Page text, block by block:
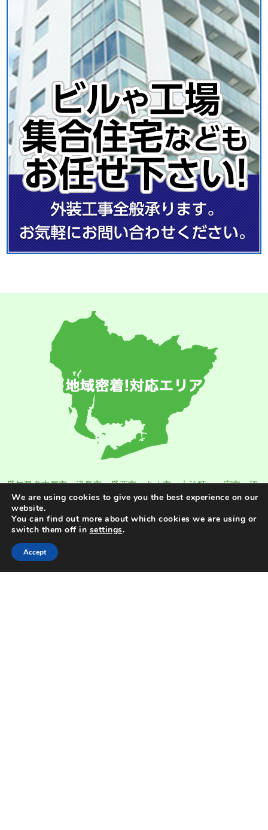
We are using cookies to give you the best experience on our
website.
You can find out more about which cookies we are using or
switch them off in settings.
Accept
愛知県名古屋市、津島市、愛西市、あま市、大治町、一宮市、稲
沢市、春日井市、長久手市、日進市、 尾張旭市、清須市、北名古
屋市、犬山市、東郷町、大府市、東海市、岡崎市、安城市、豊田
市、 みよし市、岩倉市、刈谷市、常滑市、瀬戸市